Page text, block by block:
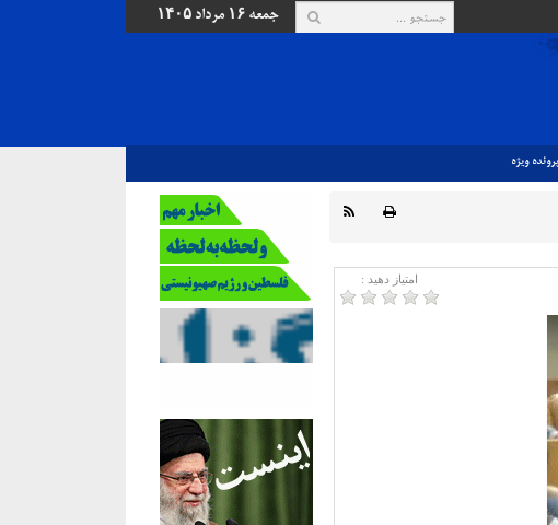
جمعه ۱۶ مرداد ۱۴۰۵
پرونده ويژه
امتیاز دهید :